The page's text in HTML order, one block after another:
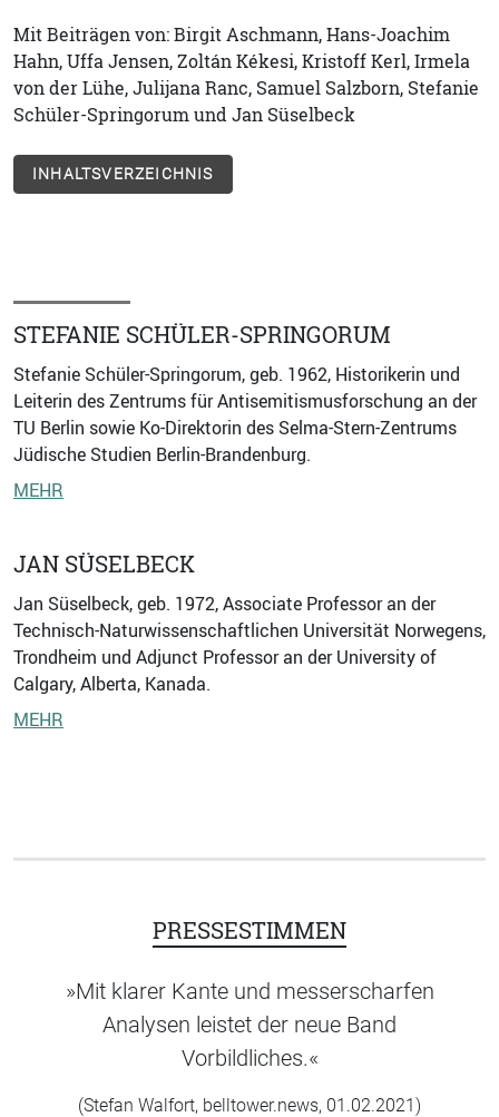
Mit Beiträgen von: Birgit Aschmann, Hans-Joachim
Hahn, Uffa Jensen, Zoltán Kékesi, Kristoff Kerl, Irmela
von der Lühe, Julijana Ranc, Samuel Salzborn, Stefanie
Schüler-Springorum und Jan Süselbeck
INHALTSVERZEICHNIS
STEFANIE SCHÜLER-SPRINGORUM
Stefanie Schüler-Springorum, geb. 1962, Historikerin und
Leiterin des Zentrums für Antisemitismusforschung an der
TU Berlin sowie Ko-Direktorin des Selma-Stern-Zentrums
Jüdische Studien Berlin-Brandenburg.
MEHR
JAN SÜSELBECK
Jan Süselbeck, geb. 1972, Associate Professor an der
Technisch-Naturwissenschaftlichen Universität Norwegens,
Trondheim und Adjunct Professor an der University of
Calgary, Alberta, Kanada.
MEHR
PRESSESTIMMEN
»Mit klarer Kante und messerscharfen
Analysen leistet der neue Band
Vorbildliches.«
(Stefan Walfort, belltower.news, 01.02.2021)